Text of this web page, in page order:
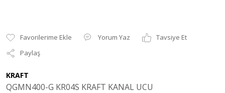
Yorum Yaz
Tavsiye Et
Paylaş
KRAFT
QGMN400-G KR04S KRAFT KANAL UCU